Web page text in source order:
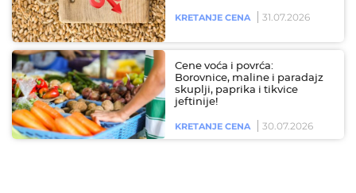
KRETANJE CENA 31.07.2026
Cene voća i povrća:
Borovnice, maline i paradajz
skuplji, paprika i tikvice
jeftinije!
KRETANJE CENA 30.07.2026